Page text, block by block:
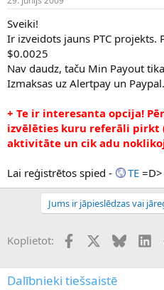
n
u
z
s
ā
c
j
s
a
m
Sveiki!
Ir izveidots jauns PTC projekts.
$0.0025
Nav daudz, taču Min Payout
Izmaksas uz Alertpay un Paypal.
+ Te ir interesanta opcija!
izvēlēties kuru referāli pirkt
aktivitāte un cik adu
Lai reģistrētos spied - TE =D>
Jums ir jāpieslēdzas vai
Koplietot: FacebookX (Twitter)
Bluesky
Dalībnieki tiešsaistē